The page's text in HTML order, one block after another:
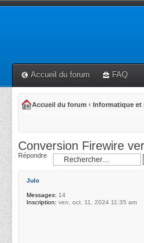
Accueil du forum FAQ
Accueil du forum ‹ Informatique et
Conversion Firewire
Répondre
Julo
Messages: 14
Inscription: ven. oct. 11, 2024 11:35 am